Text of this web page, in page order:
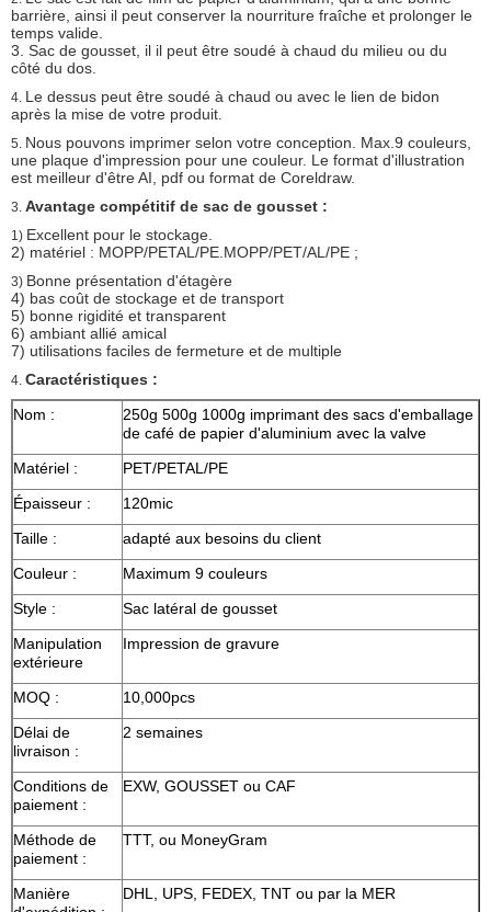
barrière, ainsi il peut conserver la nourriture fraîche et prolonger le
temps valide.
3. Sac de gousset, il il peut être soudé à chaud du milieu ou du
côté du dos.
4. Le dessus peut être soudé à chaud ou avec le lien de bidon
après la mise de votre produit.
5. Nous pouvons imprimer selon votre conception. Max.9 couleurs,
une plaque d'impression pour une couleur. Le format d'illustration
est meilleur d'être AI, pdf ou format de Coreldraw.
3. Avantage compétitif de sac de gousset :
1) Excellent pour le stockage.
2) matériel : MOPP/PETAL/PE.MOPP/PET/AL/PE ;
3) Bonne présentation d'étagère
4) bas coût de stockage et de transport
5) bonne rigidité et transparent
6) ambiant allié amical
7) utilisations faciles de fermeture et de multiple
4. Caractéristiques :
Nom :
250g 500g 1000g imprimant des sacs d'emballage
de café de papier d'aluminium avec la valve
Matériel :
PET/PETAL/PE
Épaisseur :
120mic
Taille :
adapté aux besoins du client
Couleur :
Maximum 9 couleurs
Style :
Sac latéral de gousset
Manipulation
extérieure
Impression de gravure
MOQ :
10,000pcs
Délai de
livraison :
2 semaines
Conditions de
paiement :
EXW, GOUSSET ou CAF
Méthode de
paiement :
TTT, ou MoneyGram
Manière
DHL, UPS, FEDEX, TNT ou par la MER